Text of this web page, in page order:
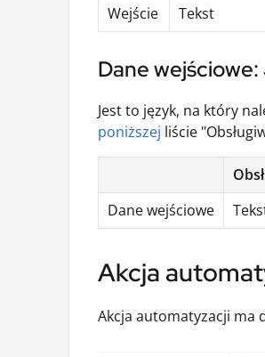
Wejście
Tekst
Dane
Jest to język, na który
poniższej liście
Dane wejściowe
Akcja
Akcja automatyzacji ma